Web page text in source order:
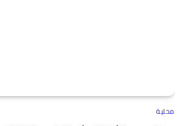
محلية